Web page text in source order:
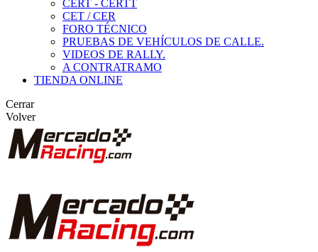
CERT - CERTT
CET / CER
FORO TÉCNICO
PRUEBAS DE VEHÍCULOS DE CALLE.
VIDEOS DE RALLY.
A CONTRATRAMO
TIENDA ONLINE
Cerrar
Volver
BUSCAR